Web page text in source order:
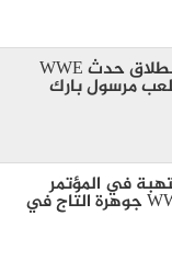
3 أيام فقط على انطلاق حدث WWE
مرسول بارك
في المؤتمر
الصحفي لحدث WWE جوهرة التاج في